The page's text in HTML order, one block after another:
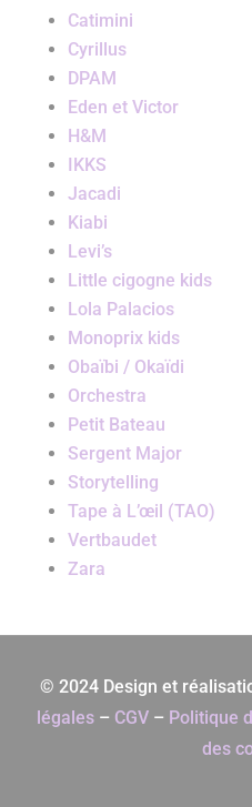
Catimini
Cyrillus
DPAM
Eden et Victor
H&M
IKKS
Jacadi
Kiabi
Levi’s
Little cigogne kids
Lola Palacios
Monoprix kids
Obaïbi / Okaïdi
Orchestra
Petit Bateau
Sergent Major
Storytelling
Tape à L’œil (TAO)
Vertbaudet
Zara
© 2024 Design et
légales– CGV– Politique
des